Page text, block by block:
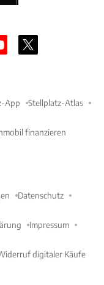
App Stellplatz-Atlas
finanzieren
Datenschutz
Impressum
digitaler Käufe